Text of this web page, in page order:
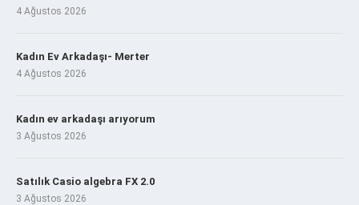
4 Ağustos 2026
Kadın Ev Arkadaşı- Merter
4 Ağustos 2026
Kadın ev arkadaşı arıyorum
3 Ağustos 2026
Satılık Casio algebra FX 2.0
3 Ağustos 2026